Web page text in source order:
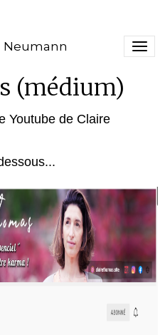
(médium)
Youtube de Claire